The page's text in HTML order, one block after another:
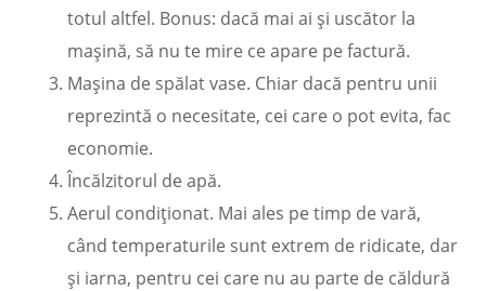
totul altfel. Bonus: dacă mai ai și uscător la
mașină, să nu te mire ce apare pe factură.
Mașina de spălat vase. Chiar dacă pentru unii
reprezintă o necesitate, cei care o pot evita, fac
economie.
Încălzitorul de apă.
Aerul condiționat. Mai ales pe timp de vară,
când temperaturile sunt extrem de ridicate, dar
și iarna, pentru cei care nu au parte de căldură